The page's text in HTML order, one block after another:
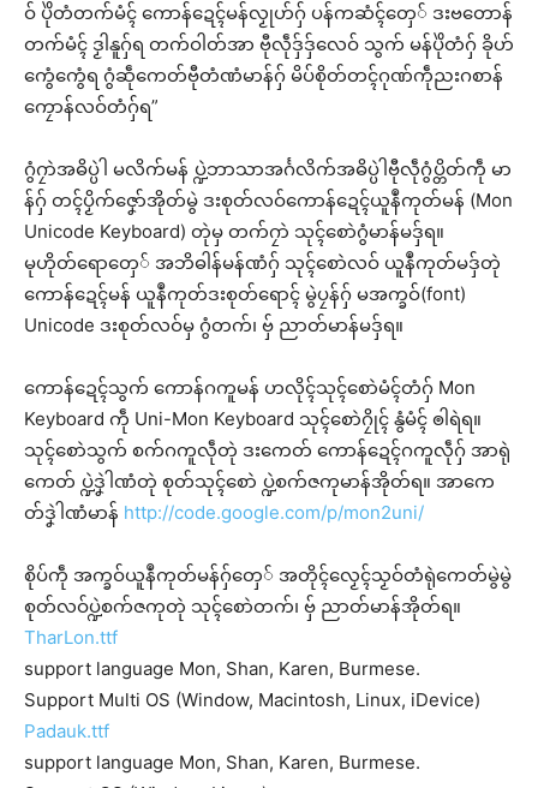
ဝ် ပိုဲတံတက်မံၚ် ကောန်ဍေၚ်မန်လၟုဟ်ဂှ် ပန်ကဆံၚ်တှေ် ဒးဗတောန်
တက်မံၚ် ဒၟါနူဂှ်ရ တက်ဝါတ်အာ ဗီုလဵုဒှ်ဒှ်လေဝ် သွက် မန်ပိုဲတံဂှ် ခိုဟ်
ကွေံကွေံရ ဂွံဆဵုကေတ်ဗီုတံဏံမာန်ဂှ် မိပ်စိုတ်တၚ်ဂုဏ်ကဵုညးဂစာန်
ကၠောန်လဝ်တံဂှ်ရ”
ဂွံဂၠာဲအဓိပ္ပဲါ မလိက်မန် ပ္ဍဲဘာသာအၚ်္ဂလိက်အဓိပ္ပဲါဗီုလဵုဂွံပ္တိတ်ကဵု မာ
န်ဂှ် တၚ်ပၟိက်ဇၞော်အိုတ်မွဲ ဒးစုတ်လဝ်ကောန်ဍေၚ်ယူနဳကုတ်မန် (Mon
Unicode Keyboard) တုဲမှ တက်ဂၠာဲ သုၚ်စောဲဂွံမာန်မဒှ်ရ။
မုဟိုတ်ရောတှေ် အဘိဓါန်မန်ဏံဂှ် သုၚ်စောဲလဝ် ယူနဳကုတ်မဒှ်တုဲ
ကောန်ဍေၚ်မန် ယူနဳကုတ်ဒးစုတ်ရောၚ် မွဲပၠန်ဂှ် မအက္ခဝ်(font)
Unicode ဒးစုတ်လဝ်မှ ဂွံတက်၊ ဗှ် ညာတ်မာန်မဒှ်ရ။
ကောန်ဍေၚ်သွက် ကောန်ဂကူမန် ဟလိုၚ်သုၚ်စောဲမံၚ်တံဂှ် Mon
Keyboard ကဵု Uni-Mon Keyboard သုၚ်စောဲဂၠိုၚ် နွံမံၚ် ၜါရဲရ။
သုၚ်စောဲသွက် စက်ဂကူလဵုတုဲ ဒးကေတ် ကောန်ဍေၚ်ဂကူလဵုဂှ် အာရုဲ
ကေတ် ပ္ဍဲဒၞဲါဏံတုဲ စုတ်သုၚ်စောဲ ပ္ဍဲစက်ဇကုမာန်အိုတ်ရ။ အာကေ
တ်ဒၞဲါဏံမာန် http://code.google.com/p/mon2uni/
စိုပ်ကဵု အက္ခဝ်ယူနဳကုတ်မန်ဂှ်တှေ် အတိုၚ်လၟေၚ်သၟဝ်တံရုဲကေတ်မွဲမွဲ
စုတ်လဝ်ပ္ဍဲစက်ဇကုတုဲ သုၚ်စောဲတက်၊ ဗှ် ညာတ်မာန်အိုတ်ရ။
TharLon.ttf
support language Mon, Shan, Karen, Burmese.
Support Multi OS (Window, Macintosh, Linux, iDevice)
Padauk.ttf
support language Mon, Shan, Karen, Burmese.